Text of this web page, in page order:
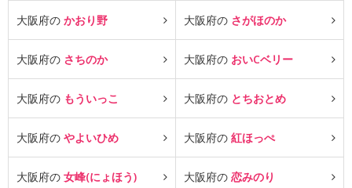
大阪府の かおり野 大阪府の さがほのか
大阪府の さちのか 大阪府の おいCベリー
大阪府の もういっこ 大阪府の とちおとめ
大阪府の やよいひめ 大阪府の 紅ほっぺ
大阪府の 女峰(にょほう) 大阪府の 恋みのり